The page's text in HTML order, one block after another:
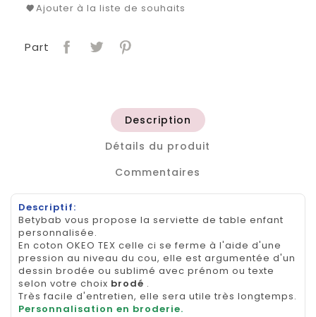
Ajouter à la liste de souhaits
Part
Description
Détails du produit
Commentaires
Descriptif:
Betybab vous propose la serviette de table enfant
personnalisée.
En coton OKEO TEX celle ci se ferme à l'aide d'une
pression au niveau du cou, elle est argumentée d'un
dessin brodée ou sublimé avec prénom ou texte
selon votre choix brodé .
Très facile d'entretien, elle sera utile très longtemps.
Personnalisation en broderie.